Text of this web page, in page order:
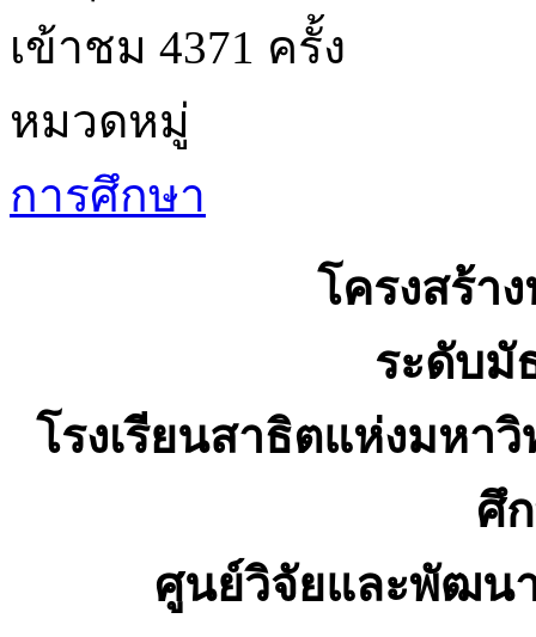
เข้าชม 4371 ครั้ง
หมวดหมู่
การศึกษา
โครงสร้า
ระดับมั
โรงเรียนสาธิตแห่งมหา
ศึ
ศูนย์วิจัยและพัฒน